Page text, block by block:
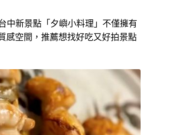
中新景點「夕嶼小料理」不僅擁有
感空間，推薦想找好吃又好拍景點